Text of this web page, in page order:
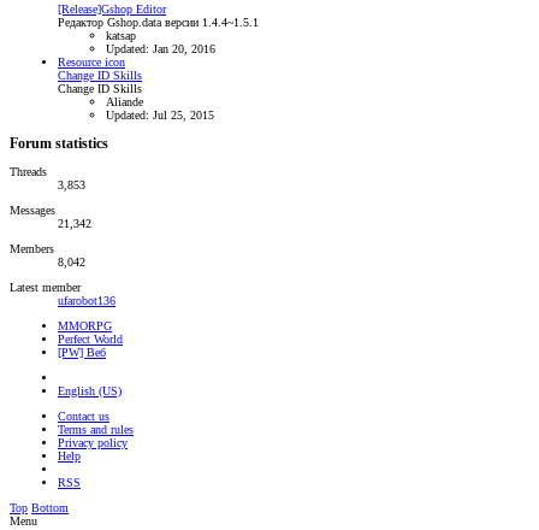
[Release]Gshop Editor
Редактор Gshop.data версии 1.4.4~1.5.1
katsap
Updated: Jan 20, 2016
Resource icon
Change ID Skills
Change ID Skills
Aliande
Updated: Jul 25, 2015
Forum statistics
Threads
3,853
Messages
21,342
Members
8,042
Latest member
ufarobot136
MMORPG
Perfect World
[PW] Веб
English (US)
Contact us
Terms and rules
Privacy policy
Help
RSS
Top Bottom
Menu